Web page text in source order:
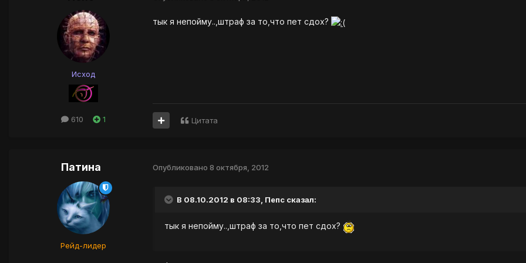
Исход
610 1
тык я непойму..,штраф за то,что пет сдох?
Цитата
Патина
Рейд-лидер
Опубликовано 8 октября, 2012
В 08.10.2012 в 08:33, Пепс сказал:
тык я непойму..,штраф за то,что пет сдох?